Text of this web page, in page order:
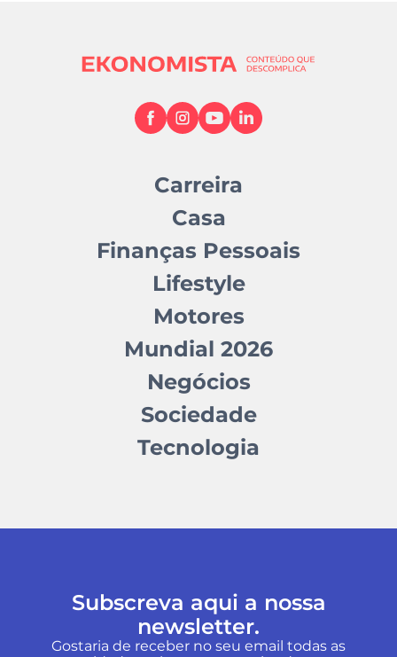
Carreira
Casa
Finanças Pessoais
Lifestyle
Motores
Mundial 2026
Negócios
Sociedade
Tecnologia
Subscreva aqui a nossa
newsletter.
Gostaria de receber no seu email todas as